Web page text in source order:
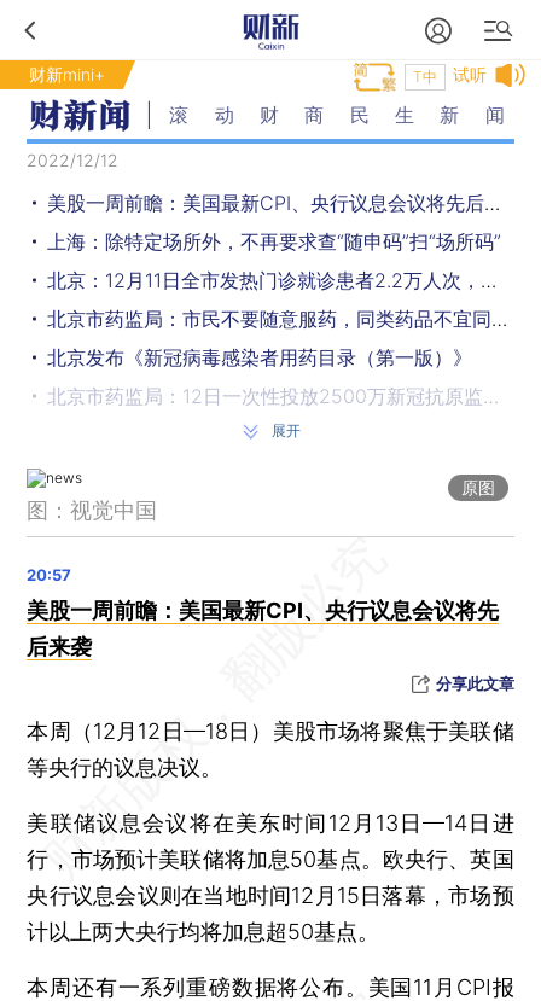
财新mini+ 试听
T中
滚动财商民生新闻
2022/12/12
美股一周前瞻：美国最新CPI、央行议息会议将先后来袭
上海：除特定场所外，不再要求查“随申码”扫“场所码”
北京：12月11日全市发热门诊就诊患者2.2万人次，是一周前的16倍
北京市药监局：市民不要随意服药，同类药品不宜同时服用
北京发布《新冠病毒感染者用药目录（第一版）》
北京市药监局：12日一次性投放2500万新冠抗原监测试剂
北京：药品供应在短期内面临较大压力，倡导按需购药、分类就诊
即日起，北京公园门区不再查验健康宝
广州两所方舱医院正式关舱
沙尘暴蓝色预警！沙尘天气影响北方大部
“通信行程卡”12月13日起正式下线
12月11日北京新增新冠528+609例，上海新增11+120例
张文宏：上海本次疫情高峰可能会在一个月内到来
12月初理财赎回潮再起 投资策略如何匹配产品定位
上海保险同业公会：以保险创新不断优化基本养老服务
展开
原图
图：视觉中国
美股一周前瞻：美国最新CPI、央行议息会议将先
后来袭
分享此文章
本周（12月12日—18日）美股市场将聚焦于美联储
等央行的议息决议。
美联储议息会议将在美东时间12月13日—14日进
行，市场预计美联储将加息50基点。欧央行、英国
央行议息会议则在当地时间12月15日落幕，市场预
计以上两大央行均将加息超50基点。
本周还有一系列重磅数据将公布。美国11月CPI报